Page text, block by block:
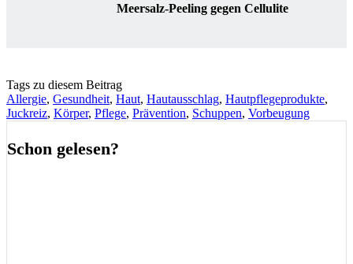
Meersalz-Peeling gegen Cellulite
Tags zu diesem Beitrag
Allergie, Gesundheit, Haut, Hautausschlag, Hautpflegeprodukte,
Juckreiz, Körper, Pflege, Prävention, Schuppen, Vorbeugung
Schon gelesen?